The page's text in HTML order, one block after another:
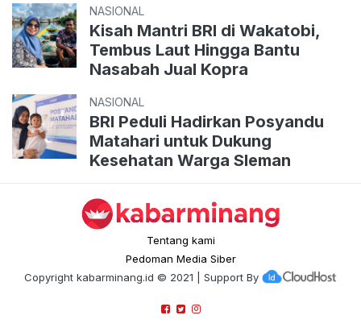
NASIONAL
Kisah Mantri BRI di Wakatobi,
Tembus Laut Hingga Bantu
Nasabah Jual Kopra
NASIONAL
BRI Peduli Hadirkan Posyandu
Matahari untuk Dukung
Kesehatan Warga Sleman
Tentang kami
Pedoman Media Siber
Copyright kabarminang.id © 2021 | Support By